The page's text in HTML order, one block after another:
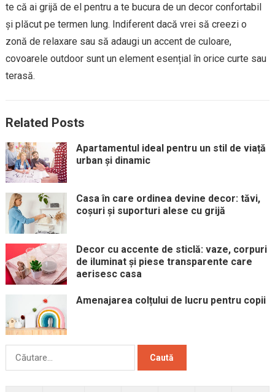
te că ai grijă de el pentru a te bucura de un decor confortabil
și plăcut pe termen lung. Indiferent dacă vrei să creezi o
zonă de relaxare sau să adaugi un accent de culoare,
covoarele outdoor sunt un element esențial în orice curte sau
terasă.
Related Posts
Apartamentul ideal pentru un stil de viață
urban și dinamic
Casa în care ordinea devine decor: tăvi,
coșuri și suporturi alese cu grijă
Decor cu accente de sticlă: vaze, corpuri
de iluminat și piese transparente care
aerisesc casa
Amenajarea colțului de lucru pentru copii
Caută